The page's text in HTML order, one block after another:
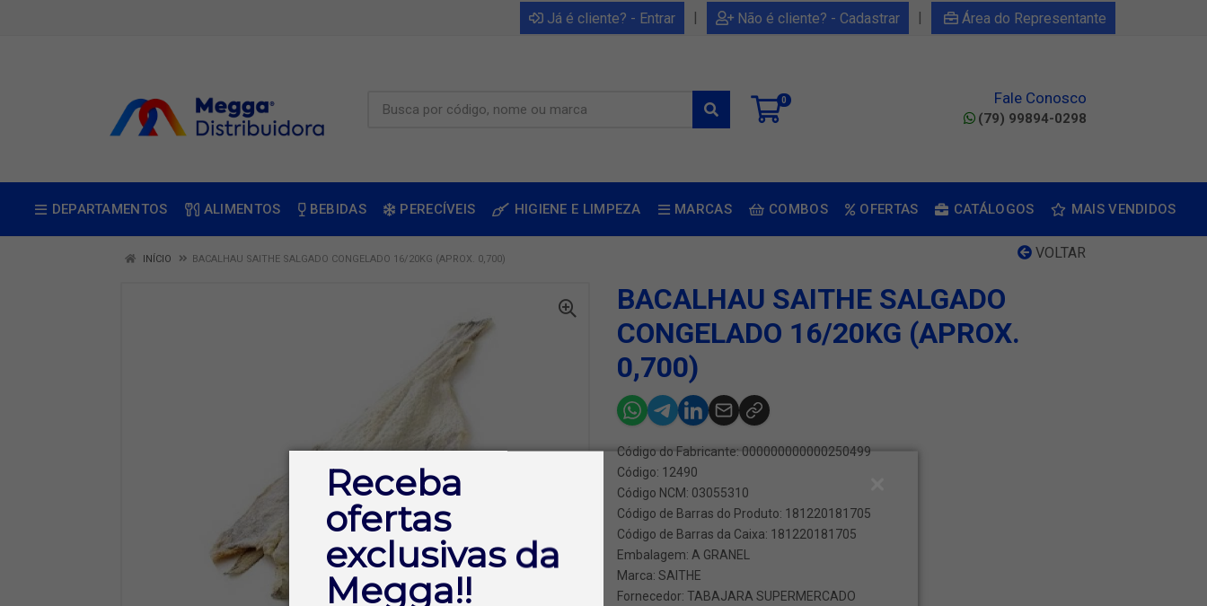
Receba
ofertas
exclusivas da
Megga!!
Já é cliente? - Entrar | Não é cliente? - Cadastrar | Área do Representante
0 Fale Conosco
(79) 99894-0298
DEPARTAMENTOS ALIMENTOS BEBIDAS PERECÍVEIS HIGIENE E LIMPEZA MARCAS COMBOS OFERTAS CATÁLOGOS MAIS VENDIDOS
VOLTAR
INÍCIO BACALHAU SAITHE SALGADO CONGELADO 16/20KG (APROX. 0,700)
BACALHAU SAITHE SALGADO
CONGELADO 16/20KG (APROX.
0,700)
Código do Fabricante: 000000000000250499
Código: 12490
Código NCM: 03055310
Código de Barras do Produto: 181220181705
Código de Barras da Caixa: 181220181705
Embalagem: A GRANEL
Marca: SAITHE
Fornecedor: TABAJARA SUPERMERCADO